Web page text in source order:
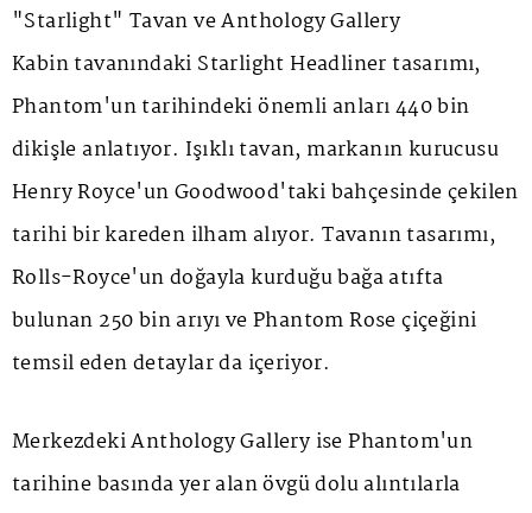
"Starlight" Tavan ve Anthology Gallery
Kabin tavanındaki Starlight Headliner tasarımı,
Phantom'un tarihindeki önemli anları 440 bin
dikişle anlatıyor. Işıklı tavan, markanın kurucusu
Henry Royce'un Goodwood'taki bahçesinde çekilen
tarihi bir kareden ilham alıyor. Tavanın tasarımı,
Rolls-Royce'un doğayla kurduğu bağa atıfta
bulunan 250 bin arıyı vePhantom Roseçiçeğini
temsil eden detaylar da içeriyor.
MerkezdekiAnthology Galleryise Phantom'un
tarihine basında yer alan övgü dolu alıntılarla